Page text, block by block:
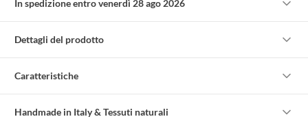
In spedizione entro venerdì 28 ago 2026
Dettagli del prodotto
Caratteristiche
Handmade in Italy & Tessuti naturali